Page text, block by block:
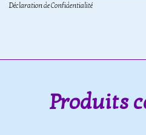
Déclaration de Confidentialité
Produits